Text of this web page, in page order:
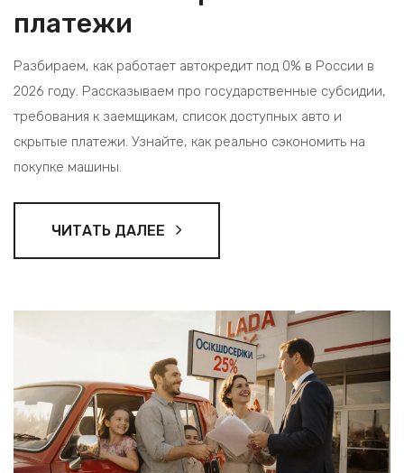
платежи
Разбираем, как работает автокредит под 0% в России в
2026 году. Рассказываем про государственные субсидии,
требования к заемщикам, список доступных авто и
скрытые платежи. Узнайте, как реально сэкономить на
покупке машины.
ЧИТАТЬ ДАЛЕЕ